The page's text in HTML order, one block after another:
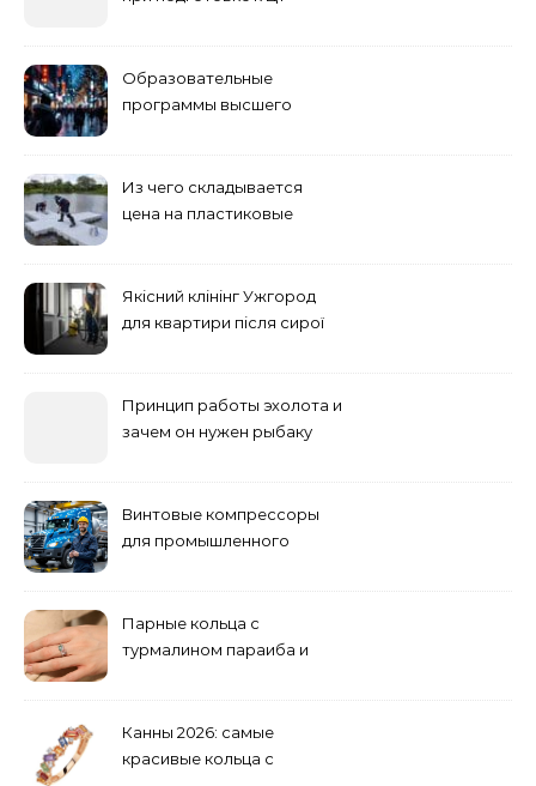
Образовательные
программы высшего
Из чего складывается
цена на пластиковые
Якісний клінінг Ужгород
для квартири після сирої
Принцип работы эхолота и
зачем он нужен рыбаку
Винтовые компрессоры
для промышленного
Парные кольца с
турмалином параиба и
Канны 2026: самые
красивые кольца с